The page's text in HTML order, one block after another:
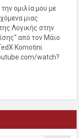
ομιλία μου με
μιας
Λογικής στην
από τον Μάϊο
Komotini.
watch?